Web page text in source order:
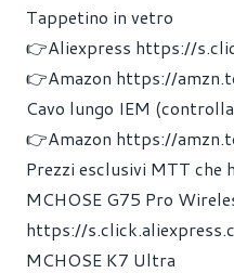
Tappetino in vetro
👉Aliexpress https://
👉Amazon https://
Cavo lungo IEM
👉Amazon https://
Prezzi esclusivi MTT
MCHOSE G75 Pro
https://
MCHOSE K7 Ultra